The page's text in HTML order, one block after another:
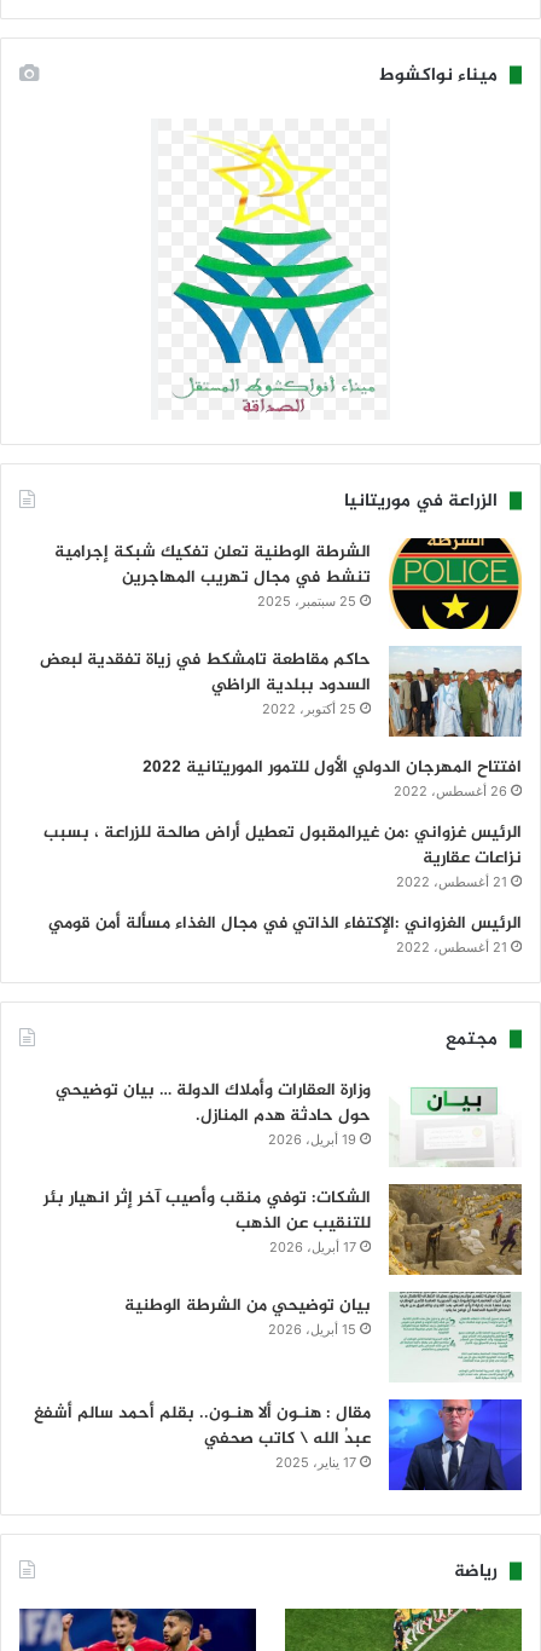
ميناء نواكشوط
الزراعة في موريتانيا
الشرطة الوطنية تعلن تفكيك شبكة إجرامية
تنشط في مجال تهريب المهاجرين
25 سبتمبر، 2025
حاكم مقاطعة تامشكط في زياة تفقدية لبعض
السدود ببلدية الراظي
25 أكتوبر، 2022
افتتاح المهرجان الدولي الأول للتمور الموريتانية 2022
26 أغسطس، 2022
الرئيس غزواني :من غيرالمقبول تعطيل أراض صالحة للزراعة ، بسبب
نزاعات عقارية
21 أغسطس، 2022
الرئيس الغزواني :الإكتفاء الذاتي في مجال الغذاء مسألة أمن قومي
21 أغسطس، 2022
مجتمع
وزارة العقارات وأملاك الدولة … بيان توضيحي
حول حادثة هدم المنازل.
19 أبريل، 2026
الشكات: توفي منقب وأصيب آخر إثر انهيار بئر
للتنقيب عن الذهب
17 أبريل، 2026
بيان توضيحي من الشرطة الوطنية
15 أبريل، 2026
مقال : هنـون ألا هنـون.. بقلم أحمد سالم أشفغ
عبدُ الله \ كاتب صحفي
17 يناير، 2025
رياضة